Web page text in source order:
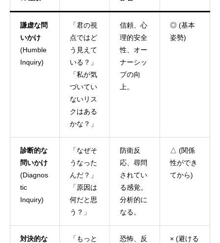
謙虚な問
いかけ
(Humble
Inquiry)
「君の視
点ではど
う見えて
いる？」
「私が気
づいてい
ないリス
クはある
かな？」
信頼、心
理的安全
性、オー
ナーシッ
プの向
上。
◎ (基本
姿勢)
診断的な
問いかけ
(Diagnos
tic
Inquiry)
「なぜそ
うなった
んだ？」
「原因は
何だと思
う？」
防衛反
応、尋問
されてい
る感覚。
分析的に
なる。
△ (関係
性ができ
てから)
対決的な
「もっと
恐怖、反
× (避ける